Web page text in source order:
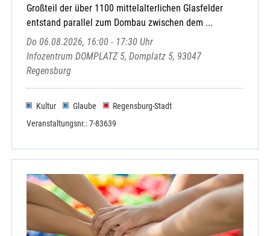
Großteil der über 1100 mittelalterlichen Glasfelder
entstand parallel zum Dombau zwischen dem ...
Do 06.08.2026, 16:00 - 17:30 Uhr
Infozentrum DOMPLATZ 5, Domplatz 5, 93047
Regensburg
Kultur Glaube
Regensburg-Stadt
Veranstaltungsnr.: 7-83639